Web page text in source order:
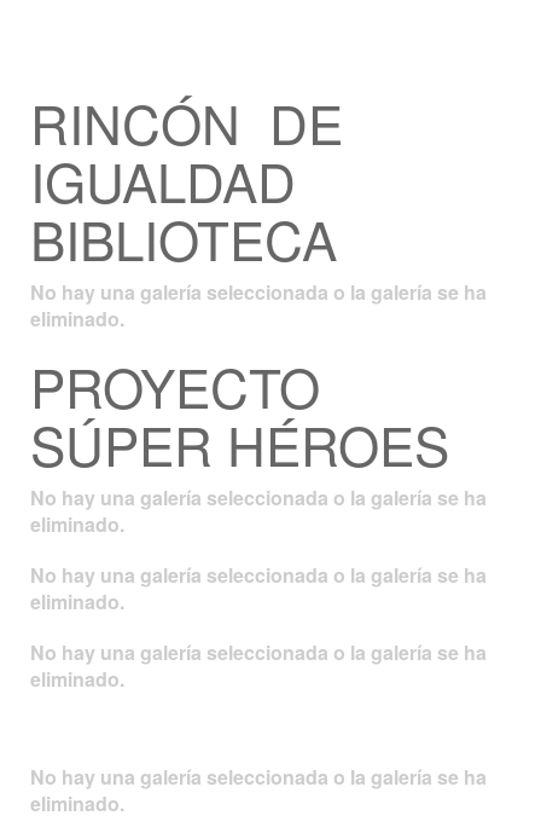
RINCÓN DE
IGUALDAD
BIBLIOTECA
No hay una galería seleccionada o la galería se ha
eliminado.
PROYECTO
SÚPER HÉROES
No hay una galería seleccionada o la galería se ha
eliminado.
No hay una galería seleccionada o la galería se ha
eliminado.
No hay una galería seleccionada o la galería se ha
eliminado.
No hay una galería seleccionada o la galería se ha
eliminado.